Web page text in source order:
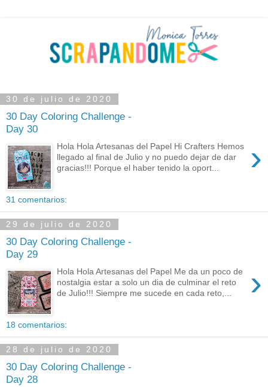
30 de julio de 2020
30 Day Coloring Challenge -
Day 30
›
Hola Hola Artesanas del Papel Hi Crafters Hemos
llegado al final de Julio y no puedo dejar de dar
gracias!!! Porque el haber tenido la oport...
31 comentarios:
29 de julio de 2020
30 Day Coloring Challenge -
Day 29
›
Hola Hola Artesanas del Papel Me da un poco de
nostalgia estar a solo un dia de culminar el reto
de Julio!!! Siempre me sucede en cada reto,...
18 comentarios:
28 de julio de 2020
30 Day Coloring Challenge -
Day 28